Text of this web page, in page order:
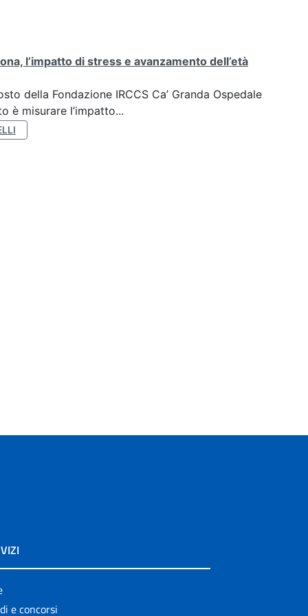
l’impatto di stress e avanzamento dell’età
della Fondazione IRCCS Ca’ Granda Ospedale
è misurare l’impatto...
e concorsi